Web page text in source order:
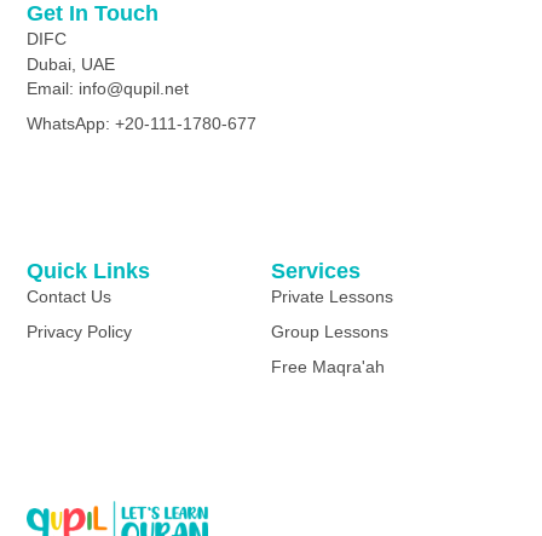
Services
Private Lessons
Group Lessons
Free Maqra'ah
Quick Links
Contact Us
Privacy Policy
Get In Touch
DIFC
Dubai, UAE
Email: info@qupil.net
WhatsApp: +20-111-1780-677